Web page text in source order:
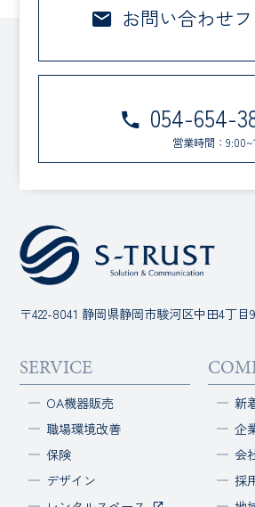
お問い合わせ
054-654-
営業時間：
〒422-8041 静岡県静岡市駿河区中田4丁目
SERVICE
OA機器販売
職場環境改善
保険
デザイン
新
企
会
採